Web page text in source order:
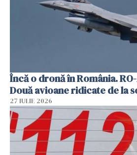
Încă o dronă în România.
Două avioane ridicate de la
27 IULIE 2026